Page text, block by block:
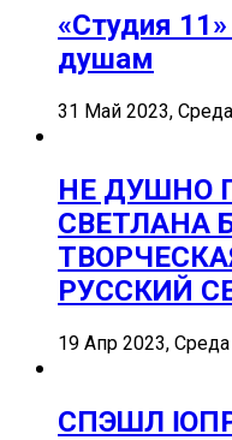
«Студия
душам
31 Май 2023, Среда
НЕ ДУШНО
СВЕТЛАНА
РУССКИЙ
19 Апр 2023, Среда
СПЭШЛ ӏ